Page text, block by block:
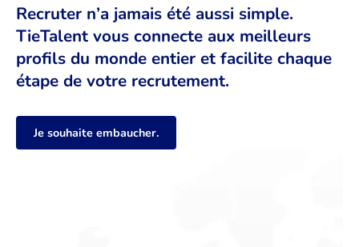
Recruter n’a jamais été aussi simple.
TieTalent vous connecte aux meilleurs
profils du monde entier et facilite chaque
étape de votre recrutement.
Je souhaite embaucher.